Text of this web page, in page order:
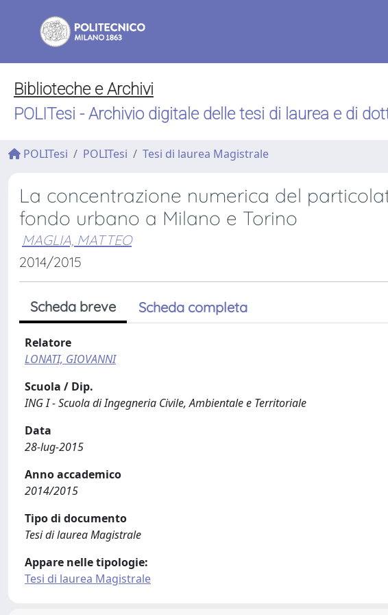
Biblioteche e Archivi
POLITesi - Archivio digitale delle tesi di laurea e di
POLITesi POLITesi Tesi di laurea Magistrale
La concentrazione numerica del
fondo urbano a Milano e Torino
MAGLIA, MATTEO
2014/2015
Scheda breve Scheda completa
Relatore
LONATI, GIOVANNI
Scuola / Dip.
ING I - Scuola di Ingegneria Civile, Ambientale e Territoriale
Data
28-lug-2015
Anno accademico
2014/2015
Tipo di documento
Tesi di laurea Magistrale
Appare nelle tipologie:
Tesi di laurea Magistrale